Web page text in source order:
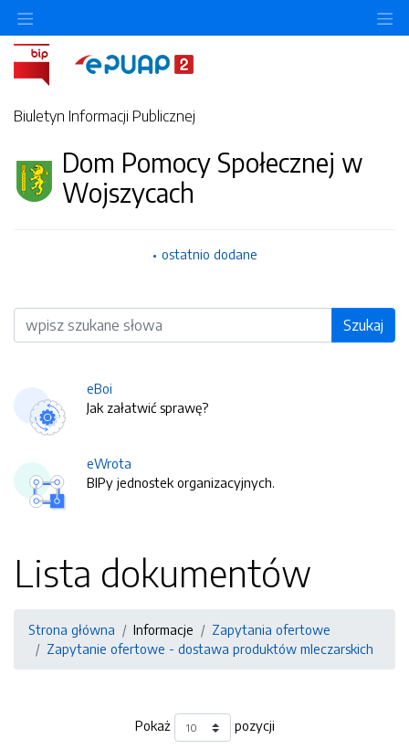
Biuletyn Informacji Publicznej
Dom Pomocy Społecznej w
Wojszycach
ostatnio dodane
Wyszukiwarka Szukaj
eBoi
Jak załatwić sprawę?
eWrota
BIPy jednostek organizacyjnych.
Lista dokumentów
Strona główna Informacje
Zapytania ofertowe
Zapytanie ofertowe - dostawa produktów mleczarskich
Pokaż pozycji